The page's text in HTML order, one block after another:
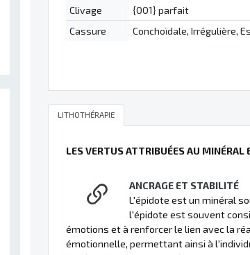
Clivage
{001} parfait
Cassure
Conchoïdale, Irrégulière,
LITHOTHÉRAPIE
LES VERTUS ATTRIBUÉES AU MINÉRAL
ANCRAGE ET STABILITÉ
L'épidote est un minéral
l'épidote est souvent
émotions et à renforcer le lien avec la
émotionnelle, permettant ainsi à